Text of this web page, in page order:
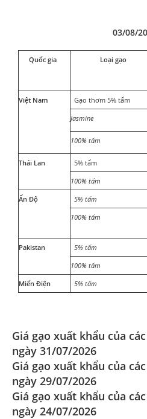
03/08/
Quốc gia Loại gạo
Việt Nam
Gạo thơm 5% tấm
Jasmine
100% tấm
Thái Lan 5% tấm
100% tấm
Ấn Độ
5% tấm
100% tấm
Pakistan 5% tấm
100% tấm
Miến Điện
5% tấm
Giá gạo xuất khẩu của
ngày 31/07/2026
Giá gạo xuất khẩu của
ngày 29/07/2026
Giá gạo xuất khẩu của
ngày 24/07/2026